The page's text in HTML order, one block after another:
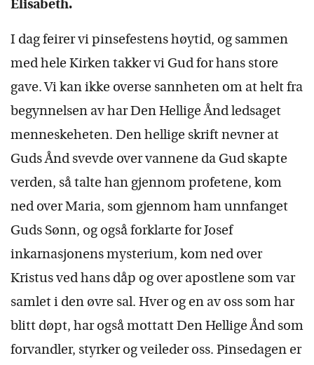
Elisabeth.
I dag feirer vi pinsefestens høytid, og sammen
med hele Kirken takker vi Gud for hans store
gave. Vi kan ikke overse sannheten om at helt fra
begynnelsen av har Den Hellige Ånd ledsaget
menneskeheten. Den hellige skrift nevner at
Guds Ånd svevde over vannene da Gud skapte
verden, så talte han gjennom profetene, kom
ned over Maria, som gjennom ham unnfanget
Guds Sønn, og også forklarte for Josef
inkarnasjonens mysterium, kom ned over
Kristus ved hans dåp og over apostlene som var
samlet i den øvre sal. Hver og en av oss som har
blitt døpt, har også mottatt Den Hellige Ånd som
forvandler, styrker og veileder oss. Pinsedagen er